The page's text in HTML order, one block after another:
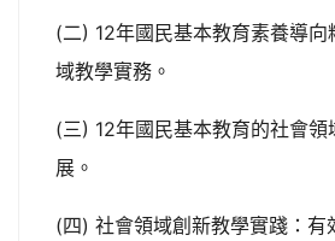
(二) 12年國民基本教育素養導
域教學實務。
(三) 12年國民基本教育的社會領
展。
(四) 社會領域創新教學實踐：有